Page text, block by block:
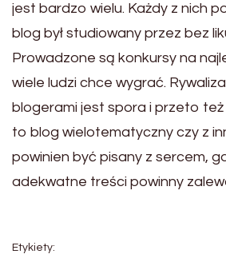
jest bardzo wielu. Każdy z nich
blog był studiowany przez bez
Prowadzone są konkursy na
wiele ludzi chce wygrać.
blogerami jest spora i przeto też
to blog wielotematyczny czy z
powinien być pisany z sercem,
adekwatne treści powinny
Etykiety: